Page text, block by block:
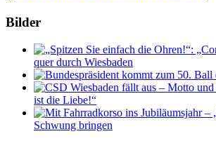
Bilder
quer durch Wiesbaden
ist die Liebe!“
Schwung bringen